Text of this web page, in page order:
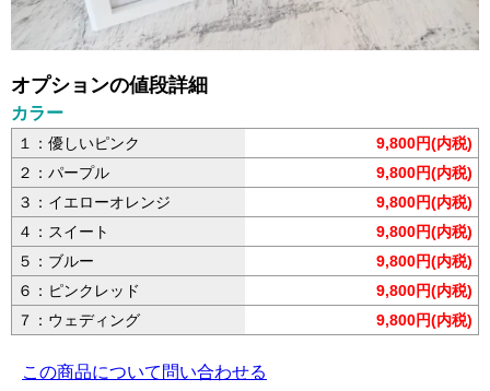
オプションの値段詳細
カラー
１：優しいピンク
9,800円(内税)
２：パープル
9,800円(内税)
３：イエローオレンジ
9,800円(内税)
４：スイート
9,800円(内税)
５：ブルー
9,800円(内税)
６：ピンクレッド
9,800円(内税)
７：ウェディング
9,800円(内税)
この商品について問い合わせる